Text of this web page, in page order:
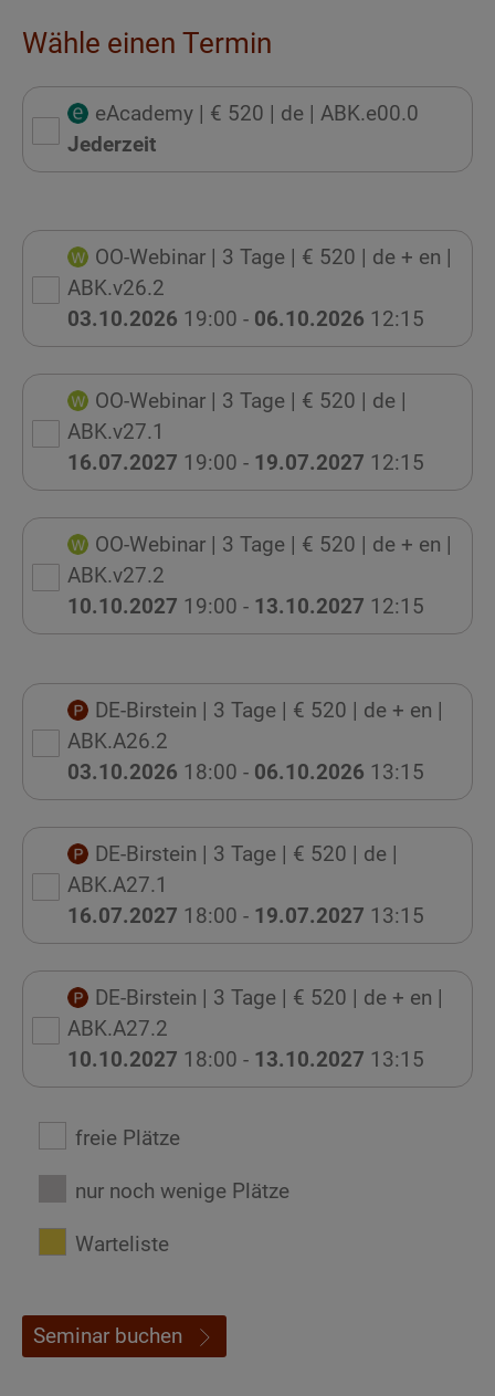
Wähle einen Termin
eAcademy | € 520 | de | ABK.e00.0
Jederzeit
OO-Webinar | 3 Tage | € 520 | de + en |
ABK.v26.2
03.10.2026 19:00 - 06.10.2026 12:15
OO-Webinar | 3 Tage | € 520 | de |
ABK.v27.1
16.07.2027 19:00 - 19.07.2027 12:15
OO-Webinar | 3 Tage | € 520 | de + en |
ABK.v27.2
10.10.2027 19:00 - 13.10.2027 12:15
DE-Birstein | 3 Tage | € 520 | de + en |
ABK.A26.2
03.10.2026 18:00 - 06.10.2026 13:15
DE-Birstein | 3 Tage | € 520 | de |
ABK.A27.1
16.07.2027 18:00 - 19.07.2027 13:15
DE-Birstein | 3 Tage | € 520 | de + en |
ABK.A27.2
10.10.2027 18:00 - 13.10.2027 13:15
freie Plätze
nur noch wenige Plätze
Warteliste
Seminar buchen